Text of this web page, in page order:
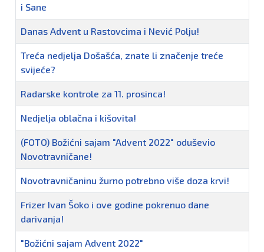
i Sane
Danas Advent u Rastovcima i Nević Polju!
Treća nedjelja Došašća, znate li značenje treće
svijeće?
Radarske kontrole za 11. prosinca!
Nedjelja oblačna i kišovita!
(FOTO) Božićni sajam "Advent 2022" oduševio
Novotravničane!
Novotravničaninu žurno potrebno više doza krvi!
Frizer Ivan Šoko i ove godine pokrenuo dane
darivanja!
"Božićni sajam Advent 2022"